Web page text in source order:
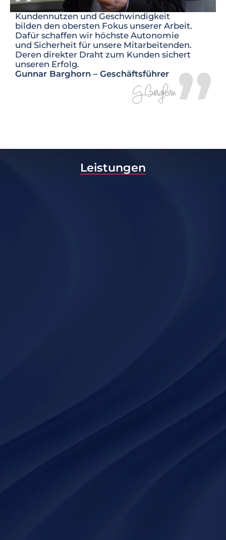
Kundennutzen und Geschwindigkeit
bilden den obersten Fokus unserer Arbeit.
Dafür schaffen wir höchste Autonomie
und Sicherheit für unsere Mitarbeitenden.
Deren direkter Draht zum Kunden sichert
unseren Erfolg.
Gunnar Barghorn – Geschäftsführer
Leistungen